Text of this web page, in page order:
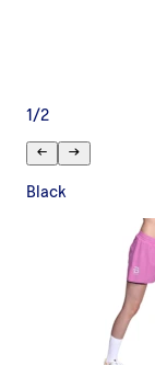
1 /2
Black